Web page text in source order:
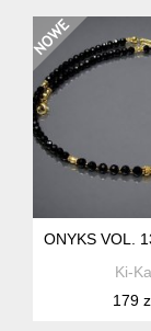
ONYKS VOL.
Ki-Ka
179